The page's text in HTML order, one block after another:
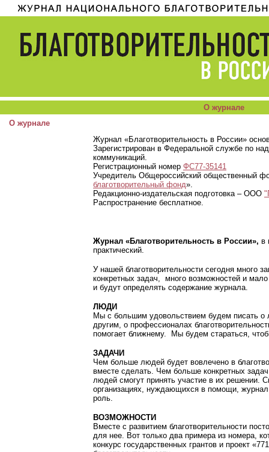
О журнале
О журнале
Журнал «Благотворительность в России»
Зарегистрирован в Федеральной службе по
коммуникаций.
Регистрационный номер ФС77-35141
Учредитель Общероссийский общественный
благотворительный фонд».
Редакционно-издательская подготовка – ООО
Распространение бесплатное.
Журнал «Благотворительность в России», в
практический.
У нашей благотворительности сегодня много
конкретных задач, много возможностей и
и будут определять содержание журнала.
ЛЮДИ
Мы с большим удовольствием будем писать
другим, о профессионалах
помогает ближнему. Мы будем стараться,
ЗАДАЧИ
Чем больше людей будет вовлечено в
вместе сделать. Чем больше конкретных
людей смогут принять участие в их решении.
организациях, нуждающихся в помощи,
роль.
ВОЗМОЖНОСТИ
Вместе с развитием благотворительности
для нее. Вот только два примера из номера,
конкурс государственных грантов и проект